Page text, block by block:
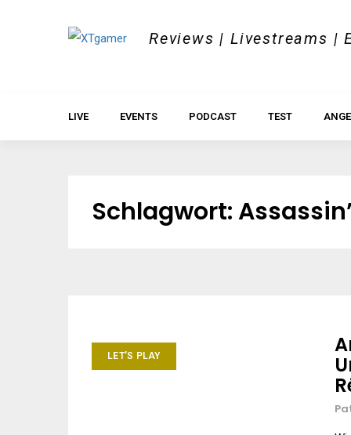
Reviews | Livestreams |
LIVE EVENTS PODCAST TEST
Schlagwort:
LET'S PLAY